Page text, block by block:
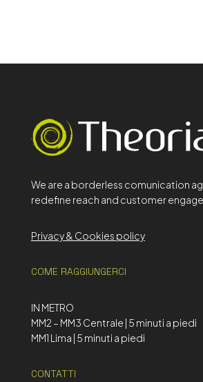
We are a borderless comunication
redefine reach and customer
Privacy & Cookies policy
COME RAGGIUNGERCI
IN METRO
MM2 – MM3 Centrale | 5 minuti a piedi
MM1 Lima | 5 minuti a piedi
CONTATTI